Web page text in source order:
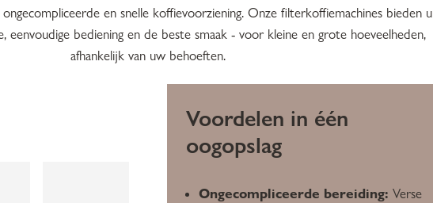
en snelle koffievoorziening. Onze filterkoffiemachines bieden u
eenvoudige bediening en de beste smaak - voor kleine en grote hoeveelheden,
afhankelijk van uw behoeften.
Voordelen in één
oogopslag
Ongecompliceerde bereiding: Verse